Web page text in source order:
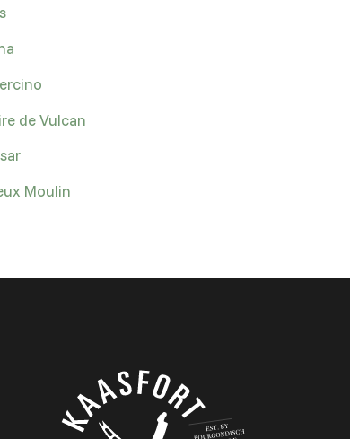
de Vulcan
Moulin